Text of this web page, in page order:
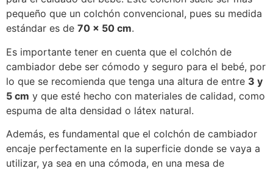
pequeño que un colchón convencional, pues su medida
estándar es de 70 x 50 cm.
Es importante tener en cuenta que el colchón de
cambiador debe ser cómodo y seguro para el bebé, por
lo que se recomienda que tenga una altura de entre 3 y
5 cm y que esté hecho con materiales de calidad, como
espuma de alta densidad o látex natural.
Además, es fundamental que el colchón de cambiador
encaje perfectamente en la superficie donde se vaya a
utilizar, ya sea en una cómoda, en una mesa de